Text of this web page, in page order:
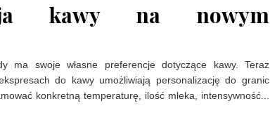
kawy na nowym
ma swoje własne preferencje dotyczące kawy. Teraz
do kawy umożliwiają personalizację do granic
konkretną temperaturę, ilość mleka, intensywność...